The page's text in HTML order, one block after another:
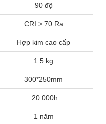
90 độ
CRI > 70 Ra
Hợp kim cao cấp
1.5 kg
300*250mm
20.000h
1 năm